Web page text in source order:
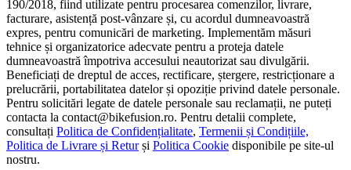
190/2018, fiind utilizate pentru procesarea comenzilor, livrare,
facturare, asistență post-vânzare și, cu acordul dumneavoastră
expres, pentru comunicări de marketing. Implementăm măsuri
tehnice și organizatorice adecvate pentru a proteja datele
dumneavoastră împotriva accesului neautorizat sau divulgării.
Beneficiați de dreptul de acces, rectificare, ștergere, restricționare a
prelucrării, portabilitatea datelor și opoziție privind datele personale.
Pentru solicitări legate de datele personale sau reclamații, ne puteți
contacta la contact@bikefusion.ro. Pentru detalii complete,
consultați Politica de Confidențialitate, Termenii și Condițiile,
Politica de Livrare și Returși Politica Cookie disponibile pe site-ul
nostru.